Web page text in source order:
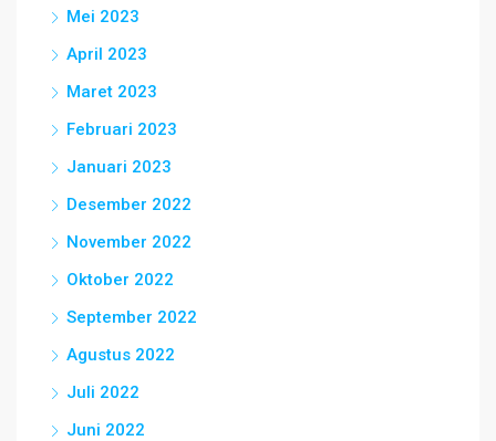
Mei 2023
April 2023
Maret 2023
Februari 2023
Januari 2023
Desember 2022
November 2022
Oktober 2022
September 2022
Agustus 2022
Juli 2022
Juni 2022